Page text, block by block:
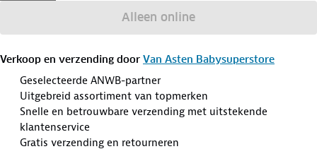
Alleen online
Verkoop en verzending door Van Asten Babysuperstore
Geselecteerde ANWB-partner
Uitgebreid assortiment van topmerken
Snelle en betrouwbare verzending met uitstekende
klantenservice
Gratis verzending en retourneren